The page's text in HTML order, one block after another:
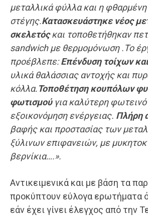
μεταλλικά φύλλα και η φθαρμένη
στέγης.Κατασκευάστηκε νέος
σκελετόςκαι τοποθετήθηκαν
sandwich με θερμομόνωση .Το
προέβλεπε:Επένδυση τοίχων
υλικά θαλάσσιας αντοχής και
κόλλα.Τοποθέτηση κουπόλων
φωτισμούγια καλύτερη
εξοικονόμηση ενέργειας. Πλήρη
βαφής και προστασίας των
ξύλινων επιφανειών, με
βερνίκια….».
Αντικειμενικά και με βάση τα
προκύπτουν εύλογα ερωτήματα
εάν έχει γίνει έλεγχος από την